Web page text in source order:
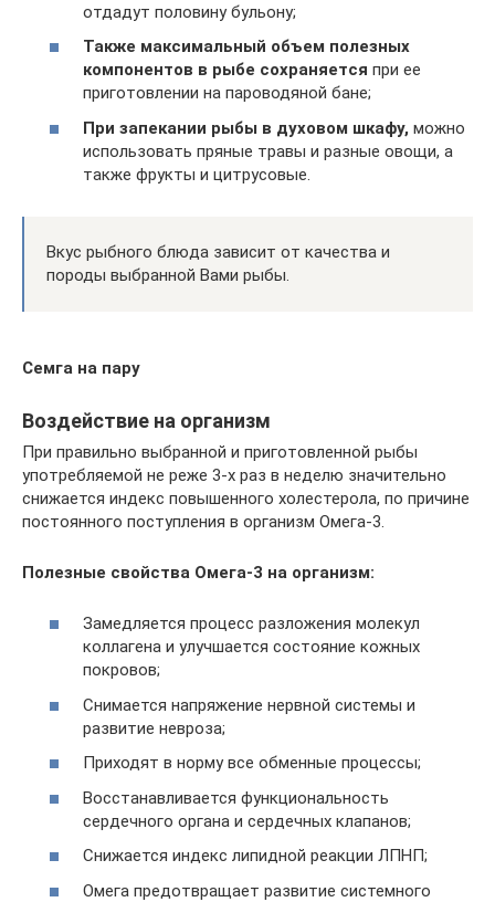
отдадут половину бульону;
Также максимальный объем полезных
компонентов в рыбе сохраняется при ее
приготовлении на пароводяной бане;
При запекании рыбы в духовом шкафу, можно
использовать пряные травы и разные овощи, а
также фрукты и цитрусовые.
Вкус рыбного блюда зависит от качества и
породы выбранной Вами рыбы.
Семга на пару
Воздействие на организм
При правильно выбранной и приготовленной рыбы
употребляемой не реже 3-х раз в неделю значительно
снижается индекс повышенного холестерола, по причине
постоянного поступления в организм Омега-3.
Полезные свойства Омега-3 на организм:
Замедляется процесс разложения молекул
коллагена и улучшается состояние кожных
покровов;
Снимается напряжение нервной системы и
развитие невроза;
Приходят в норму все обменные процессы;
Восстанавливается функциональность
сердечного органа и сердечных клапанов;
Снижается индекс липидной реакции ЛПНП;
Омега предотвращает развитие системного